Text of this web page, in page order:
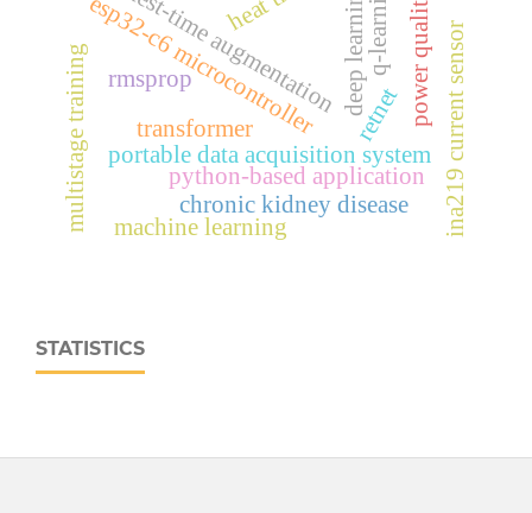
portable data acquisition system
esp32‑c6 microcontroller ina219 current sensor
python-based application
deep learning
multistage training test-time augmentation retnet
chronic kidney disease
rmsprop power quality
transformer
machine learning
q-learning
STATISTICS